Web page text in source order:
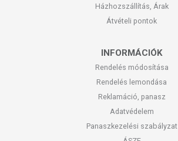
Házhozszállítás, Árak
Átvételi pontok
INFORMÁCIÓK
Rendelés módosítása
Rendelés lemondása
Reklamáció, panasz
Adatvédelem
Panaszkezelési szabályzat